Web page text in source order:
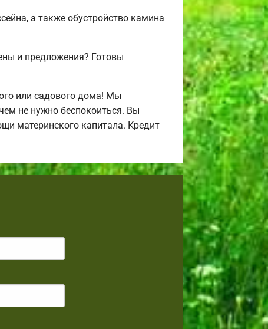
а также обустройство камина
и предложения? Готовы
или садового дома! Мы
не нужно беспокоиться. Вы
материнского капитала. Кредит